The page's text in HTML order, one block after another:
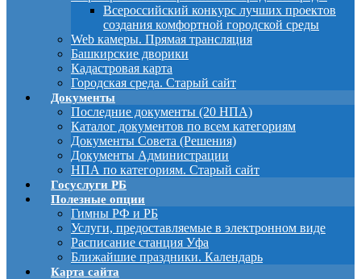
Всероссийский конкурс лучших проектов
создания комфортной городской среды
Web камеры. Прямая трансляция
Башкирские дворики
Кадастровая карта
Городская среда. Старый сайт
Документы
Последние документы (20 НПА)
Каталог документов по всем категориям
Документы Совета (Решения)
Документы Администрации
НПА по категориям. Старый сайт
Госуслуги РБ
Полезные опции
Гимны РФ и РБ
Услуги, предоставляемые в электронном виде
Расписание станция Уфа
Ближайшие праздники. Календарь
Карта сайта